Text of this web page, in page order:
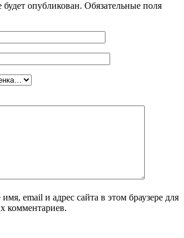
опубликован. Обязательные поля
email и адрес сайта в этом браузере для
комментариев.